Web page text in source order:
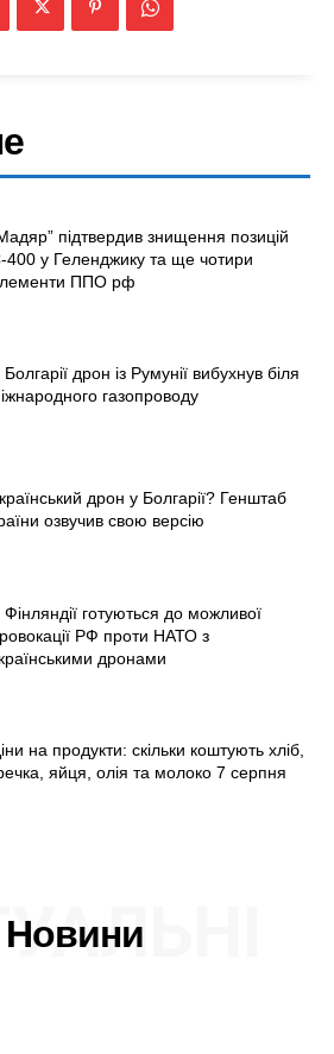
підтвердив знищення позицій
400 у Геленджику та ще чотири
ППО рф
дрон із Румунії вибухнув біля
газопроводу
дрон у Болгарії? Генштаб
озвучив свою версію
готуються до можливої
РФ проти НАТО з
дронами
на продукти: скільки коштують хліб,
яйця, олія та молоко 7 серпня
Новини